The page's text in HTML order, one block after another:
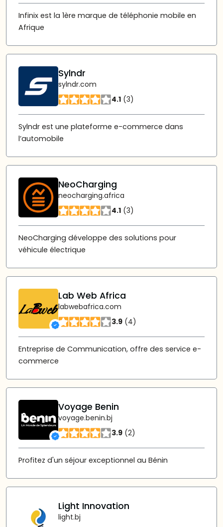
Infinix est la 1ère marque de téléphonie mobile en
Afrique
Sylndr
sylndr.com
4.1 (3)
Sylndr est une plateforme e-commerce dans
l’automobile
NeoCharging
neocharging.africa
4.1 (3)
NeoCharging développe des solutions pour
véhicule électrique
Lab Web Africa
labwebafrica.com
3.9 (4)
Entreprise de Communication, offre des service e-
commerce
Voyage Benin
voyage.benin.bj
3.9 (2)
Profitez d'un séjour exceptionnel au Bénin
Light Innovation
light.bj